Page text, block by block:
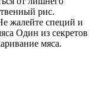
рис.
жалейте специй и
Один из секретов
мяса.